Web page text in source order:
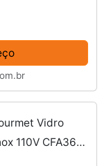
Vidro
110V CFA360 -